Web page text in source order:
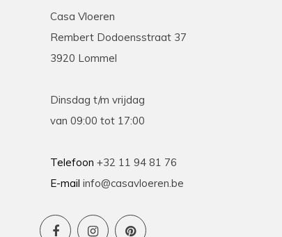
Casa Vloeren
Rembert Dodoensstraat 37
3920 Lommel
Dinsdag t/m vrijdag
van 09:00 tot 17:00
Telefoon +32 11 94 81 76
E-mail info@casavloeren.be